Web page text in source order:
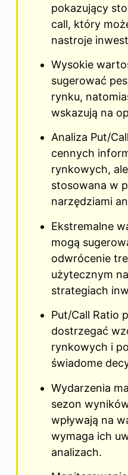
pokazujący
call, który
nastroje
Wysokie
sugerować
rynku,
wskazują na
Analiza Put/
cennych
rynkowych,
stosowana w
narzędziami
Ekstremalne
mogą
odwrócenie
użytecznym
strategiach
Put/Call Ratio
dostrzegać
rynkowych i
świadome
Wydarzenia
sezon
wpływają na
wymaga ich
analizach.